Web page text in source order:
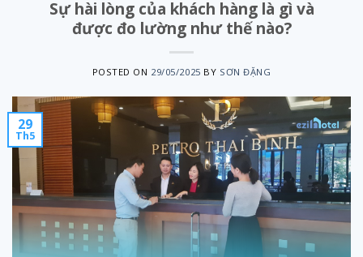
Sự hài lòng của khách hàng là gì và
được đo lường như thế nào?
POSTED ON 29/05/2025 BY SƠN ĐẶNG
29
Th5